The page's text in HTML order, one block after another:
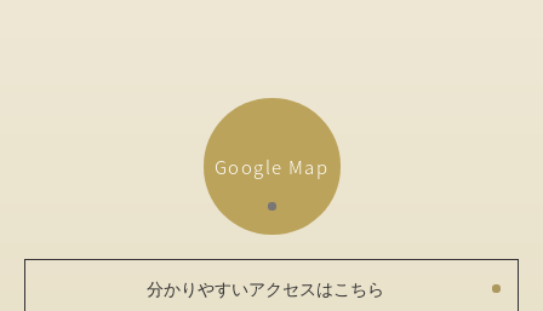
Google Map
分かりやすいアクセスはこちら